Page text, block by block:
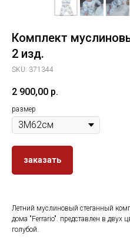
Комплект
2 изд.
SKU: 371344
2 900,00 р.
размер
заказать
Летний муслиновый стеганный
дома "Ferrario". представлен в двух
голубой.